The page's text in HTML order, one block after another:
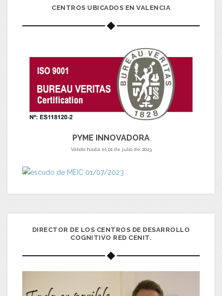
CENTROS UBICADOS EN VALENCIA
PYME INNOVADORA
Válido hasta el 01 de julio de 2023
DIRECTOR DE LOS CENTROS DE DESARROLLO
COGNITIVO RED CENIT.